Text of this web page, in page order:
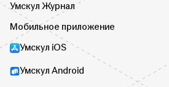
Умскул Журнал
Мобильное приложение
Умскул iOS
Умскул Android